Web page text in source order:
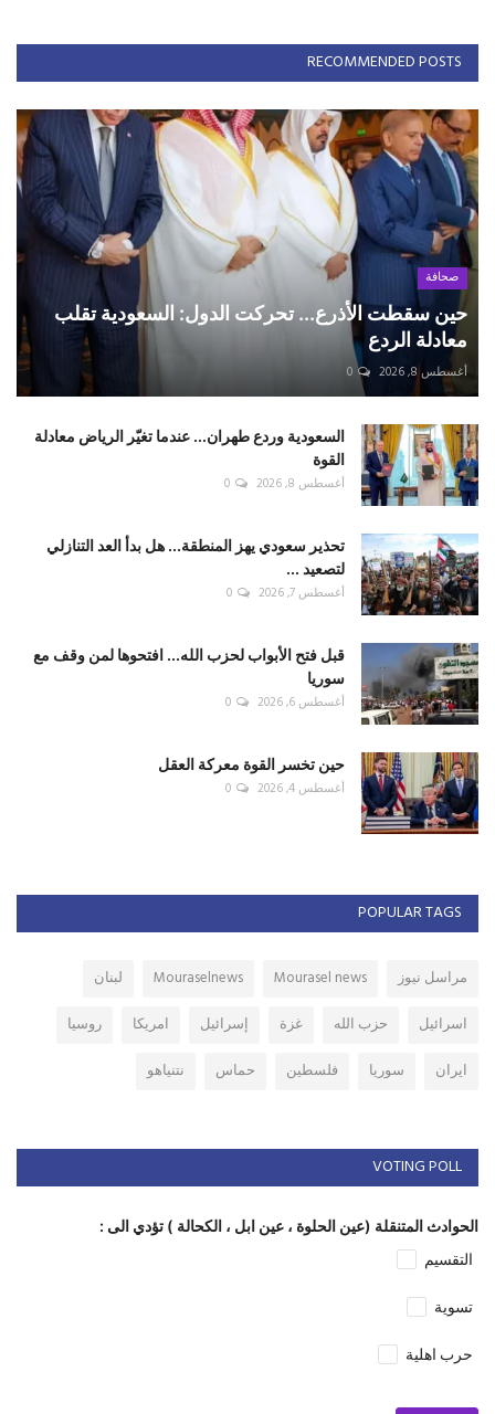
RECOMMENDED POSTS
صحافة
حين سقطت الأذرع... تحركت الدول: السعودية تقلب
معادلة الردع
أغسطس 8, 2026 0
السعودية وردع طهران... عندما تغيّر الرياض معادلة
القوة
أغسطس 8, 2026 0
تحذير سعودي يهز المنطقة... هل بدأ العد التنازلي
لتصعيد ...
أغسطس 7, 2026 0
قبل فتح الأبواب لحزب الله... افتحوها لمن وقف مع
سوريا
أغسطس 6, 2026 0
حين تخسر القوة معركة العقل
أغسطس 4, 2026 0
POPULAR TAGS
مراسل نيوز Mourasel news
Mouraselnews
لبنان
اسرائيل
حزب الله غزة إسرائيل امريكا
روسيا
ايران
سوريا فلسطين حماس نتنياهو
VOTING POLL
الحوادث المتنقلة (عين الحلوة ، عين ابل ، الكحالة ) تؤدي الى :
التقسيم
تسوية
حرب اهلية